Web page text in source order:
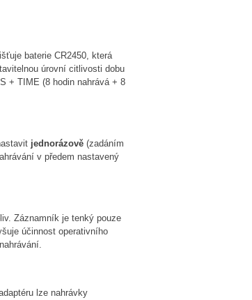
baterie CR2450, která
úrovní citlivosti dobu
+ TIME (8 hodin nahrává + 8
jednorázově (zadáním
v předem nastavený
Záznamník je tenký pouze
účinnost operativního
lze nahrávky